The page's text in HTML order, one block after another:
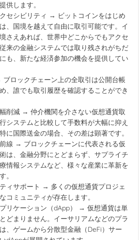
供します。
セシビリティ → ビットコインをはじめ
、国境を越えて自由に取引可能です。イ
さえあれば、世界中どこからでもアクセ
来の金融システムでは取り残されがちだ
も、新たな経済参加の機会を提供してい
ロックチェーン上の全取引は公開台帳
、誰でも取引履歴を確認することができ
削減 → 仲介機関を介さない仮想通貨取
システムと比較して手数料が大幅に抑え
に国際送金の場合、その差は顕著です。
線 → ブロックチェーンに代表される仮
は、金融分野にとどまらず、サプライチ
情報システムなど、様々な産業に革新を
。
ィサポート → 多くの仮想通貨プロジェ
コミュニティが存在します。
リケーション（dApp） → 仮想通貨は単
どまりません。イーサリアムなどのプラ
、ゲームから分散型金融（DeFi）サー